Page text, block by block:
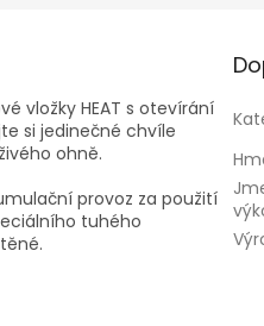
vložky HEAT s otevírání
si jedinečné chvíle
ohně.
provoz za použití
tuhého